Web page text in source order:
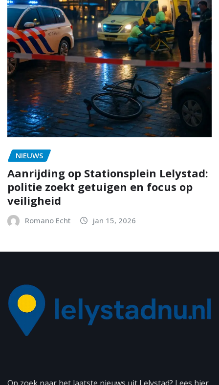
NIEUWS
Aanrijding op Stationsplein Lelystad:
politie zoekt getuigen en focus op
veiligheid
Romano Echt jan 15, 2026